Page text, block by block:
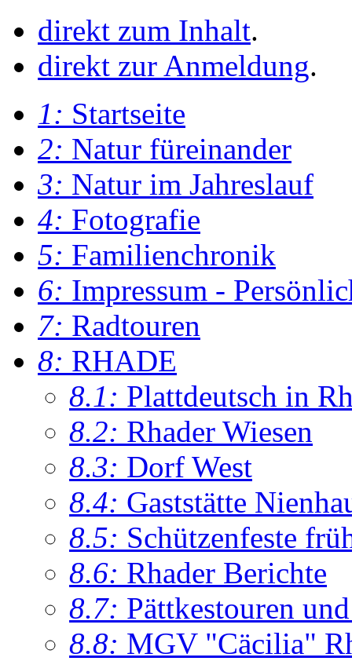
direkt zum Inhalt.
direkt zur Anmeldung.
1: Startseite
2: Natur füreinander
3: Natur im Jahreslauf
4: Fotografie
5: Familienchronik
6: Impressum -
7: Radtouren
8: RHADE
8.1: Plattdeutsch in
8.2: Rhader Wiesen
8.3: Dorf West
8.4: Gaststätte
8.5: Schützenfeste
8.6: Rhader Berichte
8.7: Pättkestouren
8.8: MGV "Cäcilia"